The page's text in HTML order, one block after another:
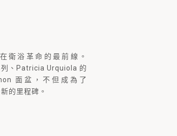
衛浴革命的最前線。
、Patricia Urquiola 的
面盆，不但成為了
的里程碑。